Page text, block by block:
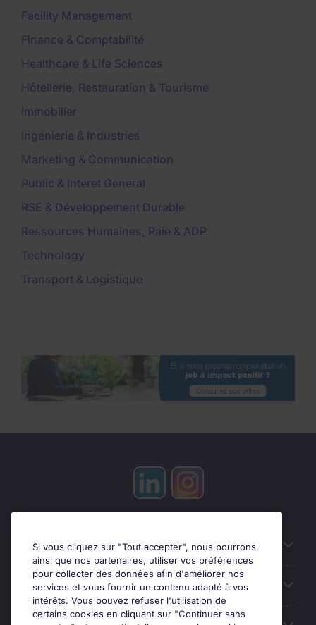
Facility Management
Finance & Comptabilité
Healthcare & Life Sciences
Hôtellerie, Restauration & Tourisme
Immobilier
Ingénierie & Industries
Marketing & Communication
Public & Interet General
RSE & Développement Durable
Ressources Humaines, Paie & ADP
Technology
Transport & Logistique
Candidats
Entreprises
Si vous cliquez sur "Tout accepter", nous pourrons,
ainsi que nos partenaires, utiliser vos préférences
pour collecter des données afin d'améliorer nos
services et vous fournir un contenu adapté à vos
intérêts. Vous pouvez refuser l'utilisation de
certains cookies en cliquant sur "Continuer sans